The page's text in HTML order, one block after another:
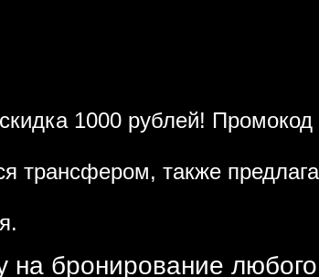
1000 рублей! Промокод
трансфером, также
на бронирование